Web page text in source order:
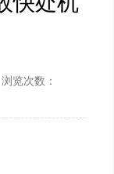
浏览次数：